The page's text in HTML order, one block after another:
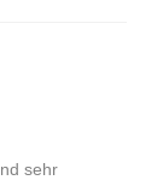
sehr